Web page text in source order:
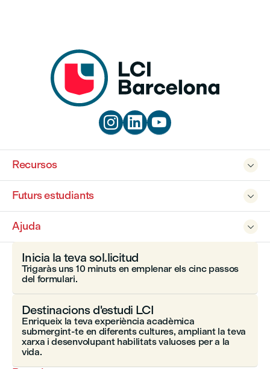
  

Recursos

Futurs estudiants

Ajuda
Inicia la teva sol.licitud
Trigaràs uns 10 minuts en emplenar els cinc passos
del formulari.
Destinacions d'estudi LCI
Enriqueix la teva experiència acadèmica
submergint-te en diferents cultures, ampliant la teva
xarxa i desenvolupant habilitats valuoses per a la
vida.